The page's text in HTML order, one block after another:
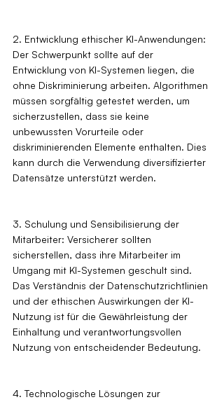
2. Entwicklung ethischer KI-Anwendungen:
Der Schwerpunkt sollte auf der
Entwicklung von KI-Systemen liegen, die
ohne Diskriminierung arbeiten. Algorithmen
müssen sorgfältig getestet werden, um
sicherzustellen, dass sie keine
unbewussten Vorurteile oder
diskriminierenden Elemente enthalten. Dies
kann durch die Verwendung diversifizierter
Datensätze unterstützt werden.
3. Schulung und Sensibilisierung der
Mitarbeiter: Versicherer sollten
sicherstellen, dass ihre Mitarbeiter im
Umgang mit KI-Systemen geschult sind.
Das Verständnis der Datenschutzrichtlinien
und der ethischen Auswirkungen der KI-
Nutzung ist für die Gewährleistung der
Einhaltung und verantwortungsvollen
Nutzung von entscheidender Bedeutung.
4. Technologische Lösungen zur